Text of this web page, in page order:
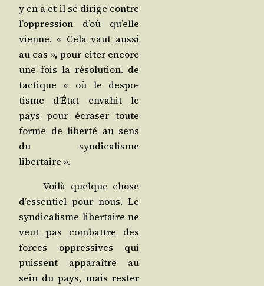
y en a et il se dirige contre
l’op­pres­sion d’où qu’elle
vienne. « Cela vaut aus­si
au cas », pour citer encore
une fois la réso­lu­tion. de
tac­tique « où le des­po­
tisme d’É­tat enva­hit le
pays pour écra­ser toute
forme de liber­té au sens
du syn­di­ca­lisme
libertaire ».
Voi­là quelque chose
d’es­sen­tiel pour nous. Le
syn­di­ca­lisme liber­taire ne
veut pas com­battre des
forces oppres­sives qui
puissent appa­raître au
sein du pays, mais res­ter